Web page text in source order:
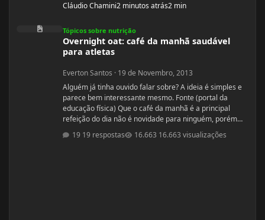
Cláudio Chamini2 minutos atrás2 min
Overnight oat: café da manhã saudável para atletas
Tópicos sobre nutrição
Overnight oat: café da manhã saudável
para atletas
Everton Santos · 19 de Novembro, 2013
Alguém já tinha ouvido falar sobre? A ideia é simples e
parece bem interessante mesmo. Fonte (portal da
educação física) Que o café da manhã é a principal
refeição do dia não é novidade para ninguém, porém
muitos atletas não conseguem, com a correria do
cotidiano, preparar uma refeição balanceada e
19 respostas 16.663 visualizações